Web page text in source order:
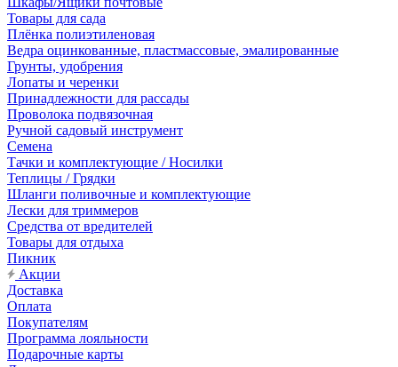
Товары для сада
Плёнка полиэтиленовая
Ведра оцинкованные, пластмассовые, эмалированные
Грунты, удобрения
Лопаты и черенки
Принадлежности для рассады
Проволока подвязочная
Ручной садовый инструмент
Семена
Тачки и комплектующие / Носилки
Теплицы / Грядки
Шланги поливочные и комплектующие
Лески для триммеров
Средства от вредителей
Товары для отдыха
Пикник
Акции
Доставка
Оплата
Покупателям
Программа лояльности
Подарочные карты